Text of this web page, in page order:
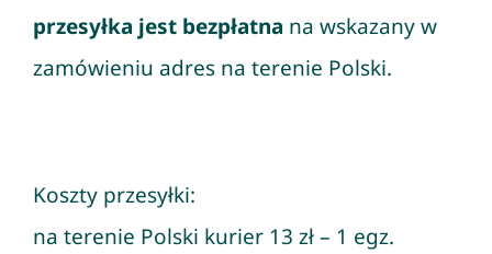
przesyłka jest bezpłatna na wskazany w
zamówieniu adres na terenie Polski.
Koszty przesyłki:
na terenie Polski kurier 13 zł – 1 egz.